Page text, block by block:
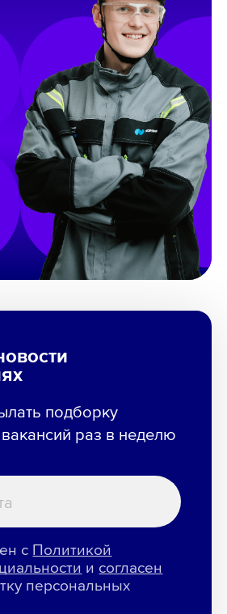
подборку
раз в неделю
с Политикой
и согласен
персональных